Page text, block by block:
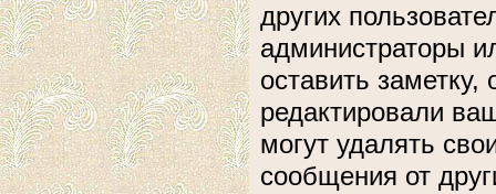
других
администраторы
оставить заметку,
редактировали
могут удалять
сообщения от